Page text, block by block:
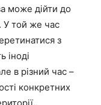
може дійти до
У той же час
з
іноді
в різний час –
конкретних